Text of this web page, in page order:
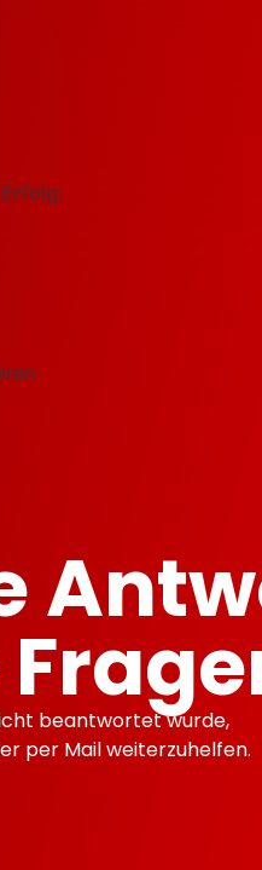
beantwortet wurde,
per Mail weiterzuhelfen.